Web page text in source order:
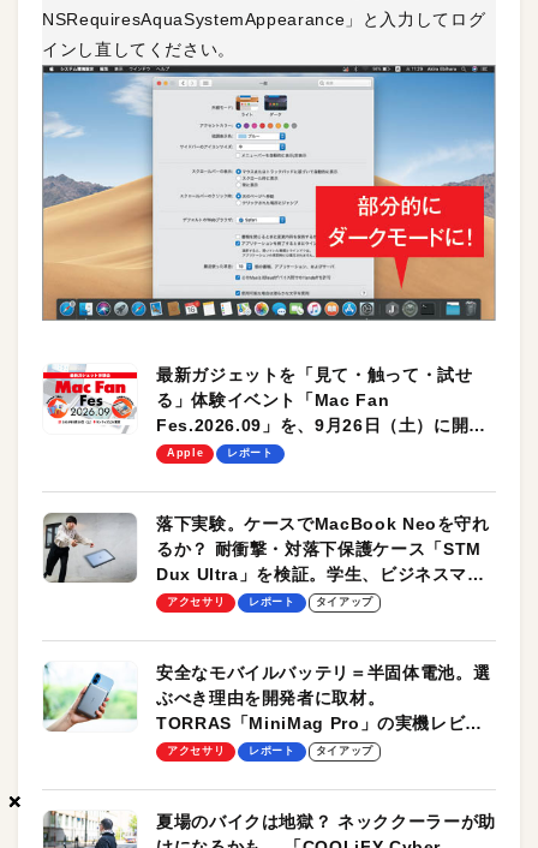
×
×
×
NSRequiresAquaSystemAppearance」と入力してログ
インし直してください。
最新ガジェットを「見て・触って・試せ
る」体験イベント「Mac Fan
Fes.2026.09」を、9月26日（土）に開催
します！
Apple レポート
落下実験。ケースでMacBook Neoを守れ
るか？ 耐衝撃・対落下保護ケース「STM
Dux Ultra」を検証。学生、ビジネスマン
のモバイルユースに最適！
アクセサリ レポート タイアップ
安全なモバイルバッテリ＝半固体電池。選
ぶべき理由を開発者に取材。
TORRAS「MiniMag Pro」の実機レビュ
ーも
アクセサリ レポート タイアップ
夏場のバイクは地獄？ ネッククーラーが助